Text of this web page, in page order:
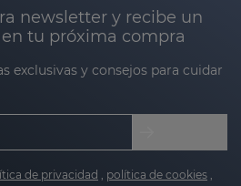
libres, responsables
Estos poderosos
mejorando su apariencia y
ciencia y tecnología para
ayudando a mantener
y saludable.
newsletter y recibe un
tu próxima compra
exclusivas y consejos para cuidar
de privacidad , política de cookies ,